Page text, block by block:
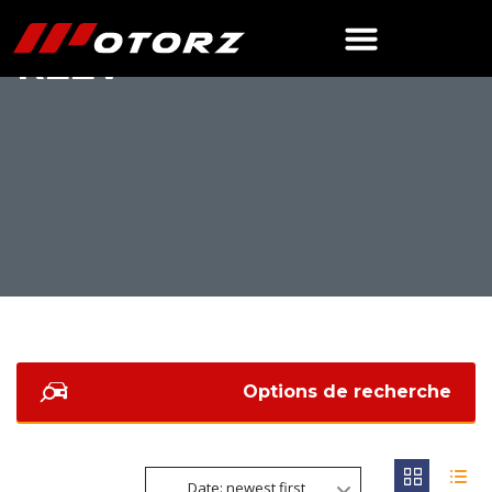
REEV
Options de recherche
Date: newest first